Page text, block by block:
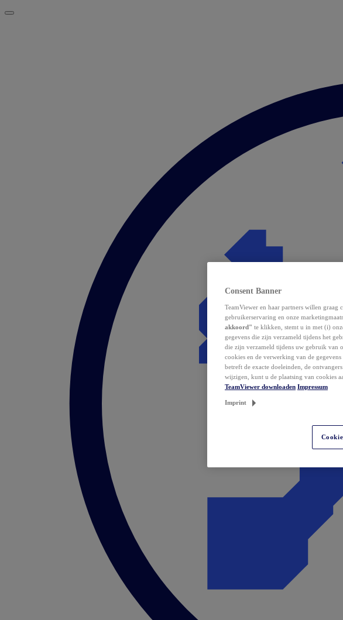
Consent Banner
TeamViewer en haar partners willen
gebruikerservaring en onze
akkoord" te klikken, stemt u in met (i)
gegevens die zijn verzameld tijdens het
die zijn verzameld tijdens uw gebruik van
cookies en de verwerking van de
betreft de exacte doeleinden, de
wijzigen, kunt u de plaatsing van cookies
TeamViewer downloaden Impressum
Imprint